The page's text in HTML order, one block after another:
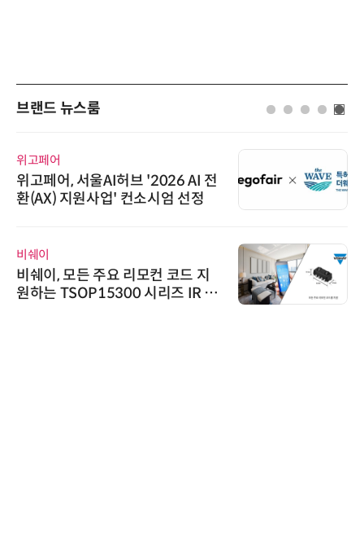
브랜드 뉴스룸
디에스앤지, 'AI EXPO KOREA 20
26' 참가 성료… AI 전 생애주기 아
태양유전, '안전·환경 보고서 202
6' 발간…2030년 SBT 수준 온실